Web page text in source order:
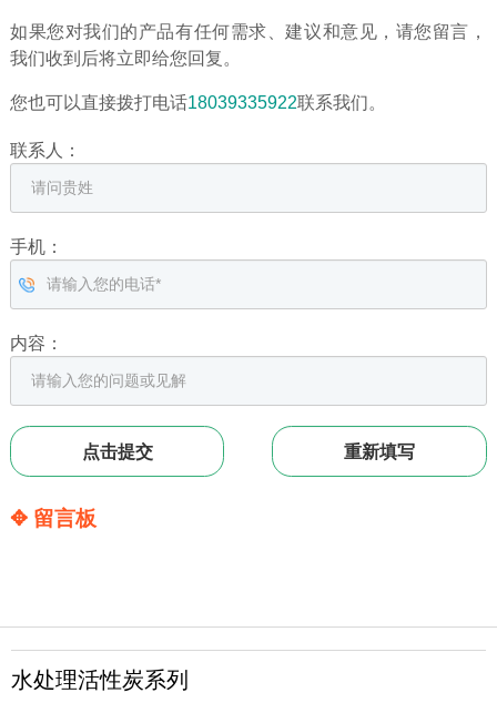
如果您对我们的产品有任何需求、建议和意见，请您留言，
我们收到后将立即给您回复。
您也可以直接拨打电话18039335922联系我们。
联系人：
手机：
内容：
✥ 留言板
水处理活性炭系列